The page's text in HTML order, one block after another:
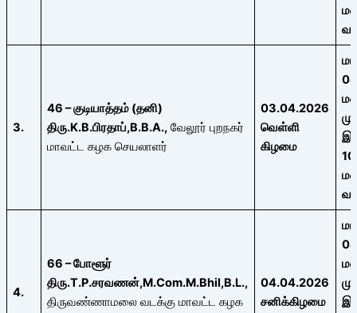
3.
46 – குடியாத்தம் (தனி)
திரு.K.B.பிரதாப்,B.B.A., வேலூர் புறநகர்
மாவட்ட கழக செயலாளர்
03.04.2026
வெள்ளி
கிழமை
10
4.
66 – போளூர்
திரு.T.P.சரவணன்,M.Com.M.Bhil,B.L.,
திருவண்ணாமலை வடக்கு மாவட்ட கழக
04.04.2026
சனிக்கிழமை